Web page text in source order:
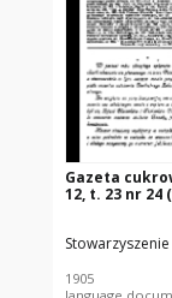
Gazeta
12, t. 23 nr 24
1905